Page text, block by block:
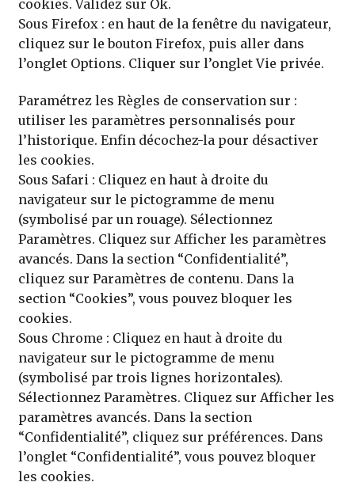
cookies. Validez sur Ok.
Sous Firefox : en haut de la fenêtre du navigateur,
cliquez sur le bouton Firefox, puis aller dans
l’onglet Options. Cliquer sur l’onglet Vie privée.
Paramétrez les Règles de conservation sur :
utiliser les paramètres personnalisés pour
l’historique. Enfin décochez-la pour désactiver
les cookies.
Sous Safari : Cliquez en haut à droite du
navigateur sur le pictogramme de menu
(symbolisé par un rouage). Sélectionnez
Paramètres. Cliquez sur Afficher les paramètres
avancés. Dans la section “Confidentialité”,
cliquez sur Paramètres de contenu. Dans la
section “Cookies”, vous pouvez bloquer les
cookies.
Sous Chrome : Cliquez en haut à droite du
navigateur sur le pictogramme de menu
(symbolisé par trois lignes horizontales).
Sélectionnez Paramètres. Cliquez sur Afficher les
paramètres avancés. Dans la section
“Confidentialité”, cliquez sur préférences. Dans
l’onglet “Confidentialité”, vous pouvez bloquer
les cookies.